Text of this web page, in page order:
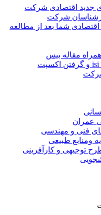
جدید اقتصادی شرکت
شرکت
شما بعد از مطالعه
مقاله بیس
شرکت
عمران
فنی و مهندسی
ومنابع طبیعی
توجیهی و کارآفرینی